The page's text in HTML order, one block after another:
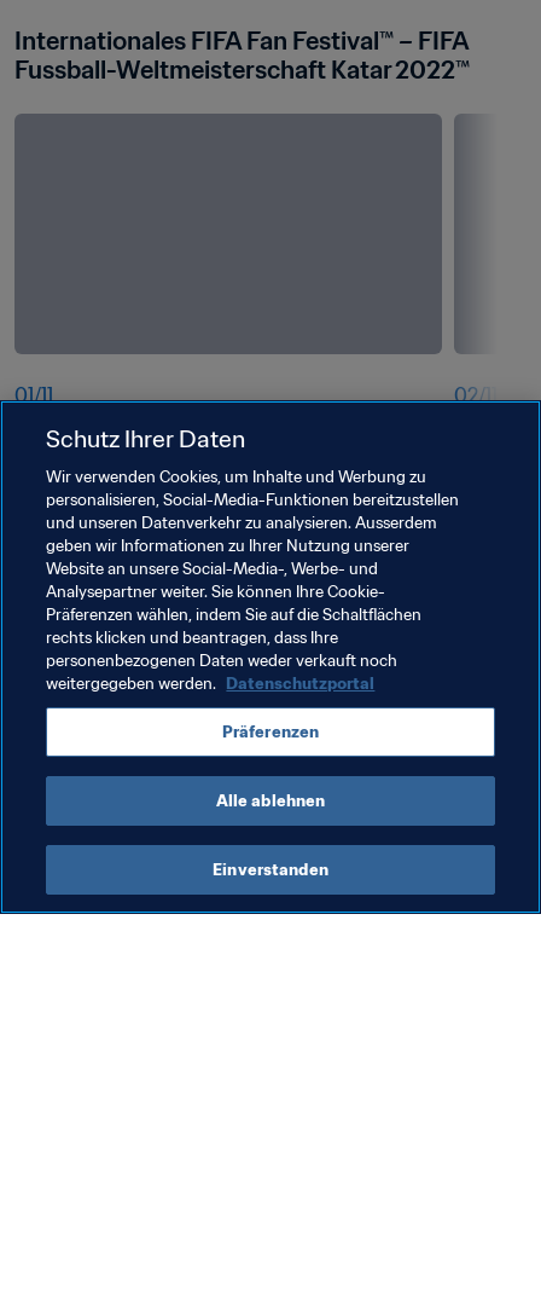
Internationales FIFA Fan Festival™ – FIFA
Fussball-Weltmeisterschaft Katar 2022™
01/11
BudX FIFA Fan Festival™ London
02/11
Zuletzt aktualisiert: Dienstag, 15. Oktober 2024 um
12:39
Schutz Ihrer Daten
Wir verwenden Cookies, um Inhalte und Werbung zu
personalisieren, Social-Media-Funktionen bereitzustellen
und unseren Datenverkehr zu analysieren. Ausserdem
geben wir Informationen zu Ihrer Nutzung unserer
Website an unsere Social-Media-, Werbe- und
Analysepartner weiter. Sie können Ihre Cookie-
Präferenzen wählen, indem Sie auf die Schaltflächen
rechts klicken und beantragen, dass Ihre
personenbezogenen Daten weder verkauft noch
weitergegeben werden. Datenschutzportal
Präferenzen
Alle ablehnen
Einverstanden